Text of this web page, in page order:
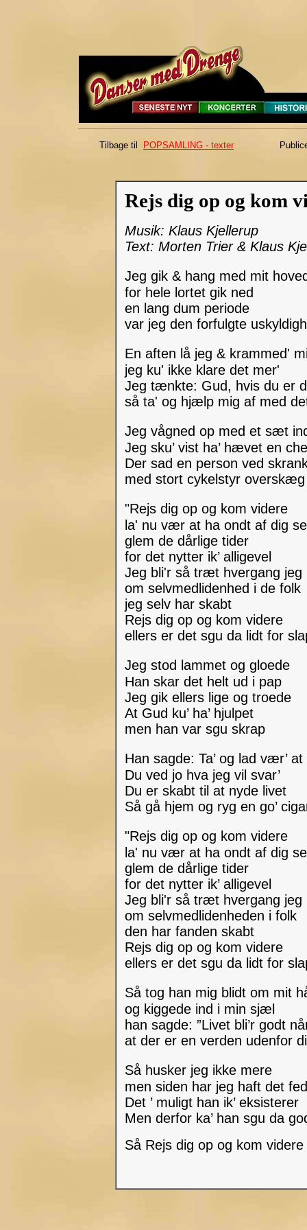
Tilbage til POPSAMLING - texter
Rejs dig op og kom
Musik: Klaus Kjellerup
Text: Morten Trier & Klaus
Jeg gik & hang med mit
for hele lortet gik ned
en lang dum periode
var jeg den forfulgte
En aften lå jeg & krammed'
jeg ku' ikke klare det mer'
Jeg tænkte: Gud, hvis du er
så ta' og hjælp mig af med
Jeg vågned op med et sæt
Jeg sku’ vist ha’ hævet en
Der sad en person ved
med stort cykelstyr
"Rejs dig op og kom videre
la' nu vær at ha ondt af dig
glem de dårlige tider
for det nytter ik’ alligevel
Jeg bli'r så træt hvergang
om selvmedlidenhed i de folk
jeg selv har skabt
Rejs dig op og kom videre
ellers er det sgu da lidt for
Jeg stod lammet og gloede
Han skar det helt ud i pap
Jeg gik ellers lige og troede
At Gud ku’ ha’ hjulpet
men han var sgu skrap
Han sagde: Ta’ og lad vær’
Du ved jo hva jeg vil svar’
Du er skabt til at nyde livet
Så gå hjem og ryg en go’
"Rejs dig op og kom videre
la' nu vær at ha ondt af dig
glem de dårlige tider
for det nytter ik’ alligevel
Jeg bli'r så træt hvergang
om selvmedlidenheden i folk
den har fanden skabt
Rejs dig op og kom videre
ellers er det sgu da lidt for
Så tog han mig blidt om mit
og kiggede ind i min sjæl
han sagde: ”Livet bli’r godt
at der er en verden udenfor
Så husker jeg ikke mere
men siden har jeg haft det
Det ’ muligt han ik’ eksisterer
Men derfor ka’ han sgu da
Så Rejs dig op og kom